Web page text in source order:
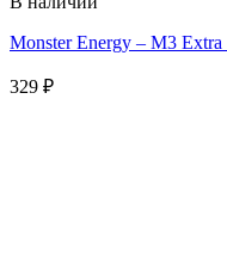
Monster Energy – M3
329 ₽